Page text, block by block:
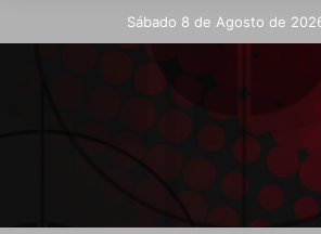
Sábado 8 de Agosto de
Hoy es Sábado